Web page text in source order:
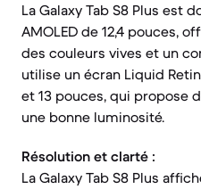
La Galaxy Tab S8 Plus est
AMOLED de 12,4 pouces,
des couleurs vives et un
utilise un écran Liquid
et 13 pouces, qui propose
une bonne luminosité.
Résolution et clarté :
La Galaxy Tab S8 Plus